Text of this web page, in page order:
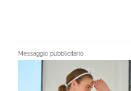
Messaggio pubblicitario